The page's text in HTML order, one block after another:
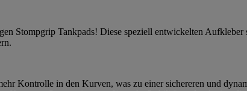
Stompgrip Tankpads! Diese speziell entwickelten
Kontrolle in den Kurven, was zu einer sichereren und